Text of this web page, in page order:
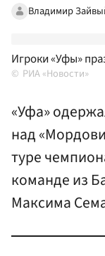
Владимир
Игроки «Уфы»
РИА «Новости»
«Уфа»
над
туре
команде из
Максима